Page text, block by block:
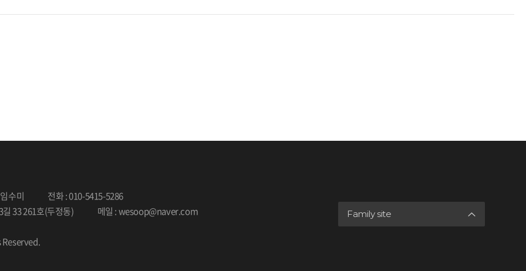
수미
전화 : 010-5415-5286
33 261호(두정동)
메일 : wesoop@naver.com Family site